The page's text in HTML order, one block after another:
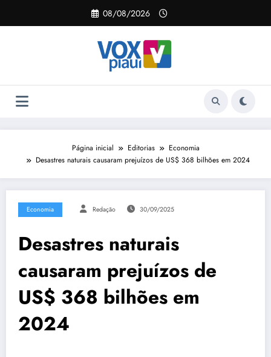
o
08/08/2026
Página inicial Editorias
Economia
Desastres naturais causaram prejuízos de US$ 368 bilhões em 2024
Economia Redação 30/09/2025
Desastres naturais
causaram prejuízos de
US$ 368 bilhões em
2024